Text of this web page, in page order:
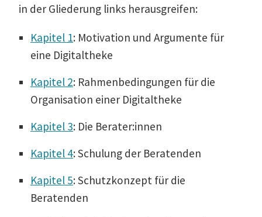
in der Gliederung links herausgreifen:
Kapitel 1: Motivation und Argumente für
eine Digitaltheke
Kapitel 2: Rahmen­be­din­gungen für die
Organi­sation einer Digitaltheke
Kapitel 3: Die Berater:innen
Kapitel 4: Schulung der Beratenden
Kapitel 5: Schutz­konzept für die
Beratenden